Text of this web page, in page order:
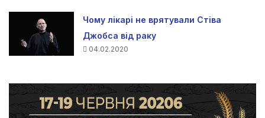
Чому лікарі не врятували Стіва
Джобса від раку
04.02.2020